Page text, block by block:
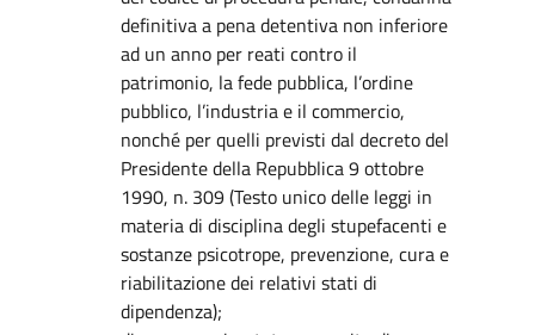
definitiva a pena detentiva non inferiore
ad un anno per reati contro il
patrimonio, la fede pubblica, l’ordine
pubblico, l’industria e il commercio,
nonché per quelli previsti dal decreto del
Presidente della Repubblica 9 ottobre
1990, n. 309 (Testo unico delle leggi in
materia di disciplina degli stupefacenti e
sostanze psicotrope, prevenzione, cura e
riabilitazione dei relativi stati di
dipendenza);